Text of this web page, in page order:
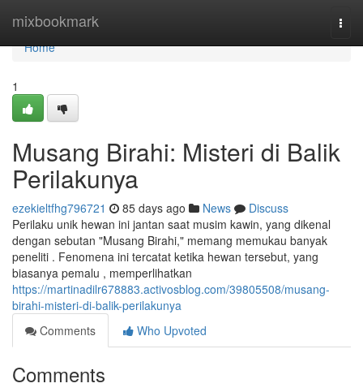
mixbookmark
Home
Home
1
Musang Birahi: Misteri di Balik
Perilakunya
ezekieltfhg796721 85 days ago News
Discuss
Perilaku unik hewan ini jantan saat musim kawin, yang dikenal
dengan sebutan "Musang Birahi," memang memukau banyak
peneliti . Fenomena ini tercatat ketika hewan tersebut, yang
biasanya pemalu , memperlihatkan
https://martinadilr678883.activosblog.com/39805508/musang-
birahi-misteri-di-balik-perilakunya
Comments
Who Upvoted
Comments